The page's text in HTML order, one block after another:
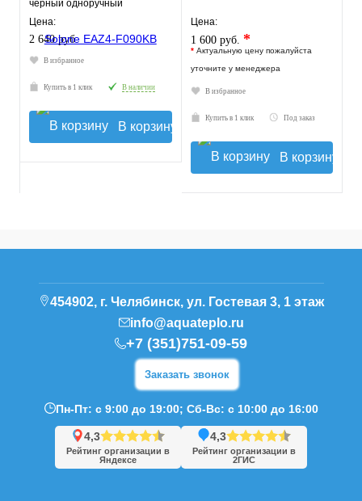
черный одноручный
нержавеющая сталь
Цена:
2 640 руб.
В избранное
Купить в 1 клик В наличии
В корзину
Цена:
1 600 руб. *
* Актуальную цену пожалуйста
уточните у менеджера
В избранное
Купить в 1 клик Под заказ
В корзину
454902, г. Челябинск, ул. Гостевая 3, 1 этаж
info@aquateplo.ru
+7 (351)751-09-59
Заказать звонок
Пн-Пт: с 9:00 до 19:00; Сб-Вс: с 10:00 до 16:00
4,3
Рейтинг организации в
Яндексе
4,3
Рейтинг организации в
2ГИС